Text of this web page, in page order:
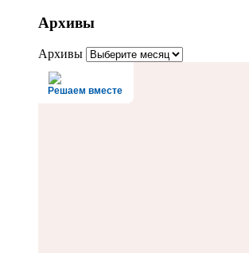
Архивы
Архивы
Решаем вместе